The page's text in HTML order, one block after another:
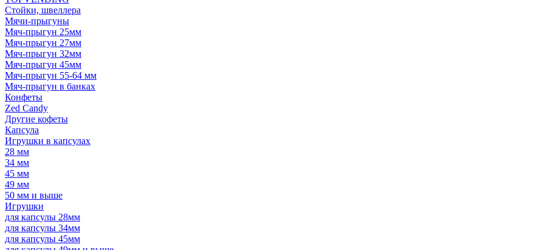
Стойки, швеллера
Мячи-прыгуны
Мяч-прыгун 25мм
Мяч-прыгун 27мм
Мяч-прыгун 32мм
Мяч-прыгун 45мм
Мяч-прыгун 55-64 мм
Мяч-прыгун в банках
Конфеты
Zed Candy
Другие кофеты
Капсула
Игрушки в капсулах
28 мм
34 мм
45 мм
49 мм
50 мм и выше
Игрушки
для капсулы 28мм
для капсулы 34мм
для капсулы 45мм